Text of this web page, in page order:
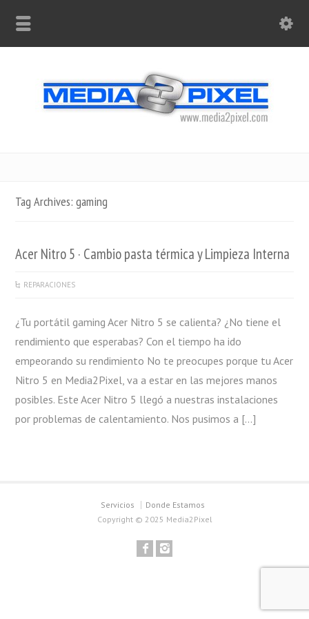
Tag Archives: gaming
Acer Nitro 5 · Cambio pasta térmica y Limpieza Interna
REPARACIONES
¿Tu portátil gaming Acer Nitro 5 se calienta? ¿No tiene el
rendimiento que esperabas? Con el tiempo ha ido
empeorando su rendimiento No te preocupes porque tu Acer
Nitro 5 en Media2Pixel, va a estar en las mejores manos
posibles. Este Acer Nitro 5 llegó a nuestras instalaciones
por problemas de calentamiento. Nos pusimos a […]
Servicios
Donde Estamos
Copyright © 2025 Media2Pixel